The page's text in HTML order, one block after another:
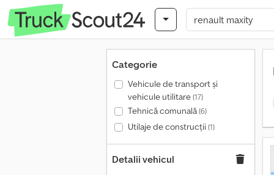
Categorie
Vehicule de transport şi
vehicule utilitare(17)
Tehnică comunală(6)
Utilaje de construcții(1)
Detalii vehicul